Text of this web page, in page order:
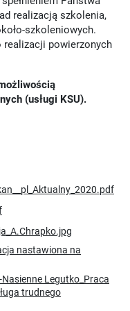
realizacją szkolenia,
szkoleniowych.
realizacji powierzonych
(usługi KSU).
nastawiona na
Legutko_Praca
trudnego